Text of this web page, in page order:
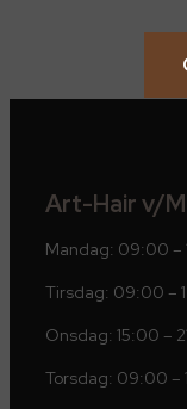
Art-Hair v/
Mandag: 09:00 –
Tirsdag: 09:00 –
Onsdag: 15:00 –
Torsdag: 09:00 –